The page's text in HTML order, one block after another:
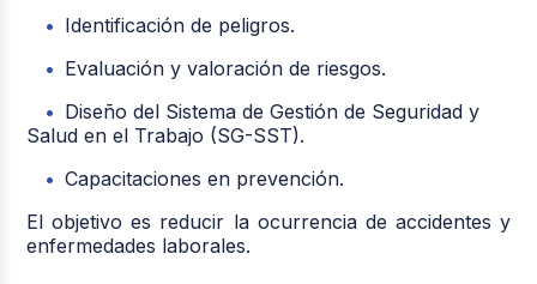
Identificación de peligros.
Evaluación y valoración de riesgos.
Diseño del Sistema de Gestión de Seguridad y
Salud en el Trabajo (SG-SST).
Capacitaciones en prevención.
El objetivo es reducir la ocurrencia de accidentes y
enfermedades laborales.